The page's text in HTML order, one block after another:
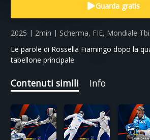
Guarda gratis
2025 | 2min | Scherma, FIE, Mondiale
Le parole di Rossella Fiamingo dopo la
tabellone principale
Contenuti simili Info